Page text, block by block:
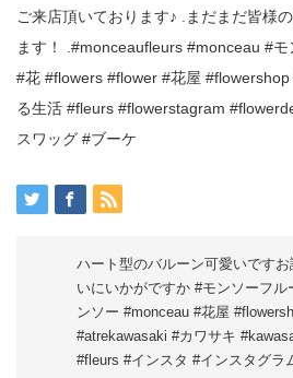
ハート型のバルーン可愛いです
いにいかがですか️ #モンソーフ
ンソー #monceau #花屋
#atrekawasaki #カワサキ
#fleurs #インスタ #インスタグラ